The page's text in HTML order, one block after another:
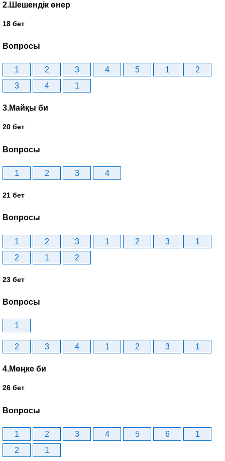
2.Шешендік өнер
18 бет
Вопросы
1 2 3 4 5 1
2
3
4 1
3.Майқы би
20 бет
Вопросы
1 2 3 4
21 бет
Вопросы
1 2 3 1 2 3
1
2
1 2
23 бет
Вопросы
1
2 3 4 1 2 3 1
4.Мөңке би
26 бет
Вопросы
1 2 3 4 5 6
1
2
1